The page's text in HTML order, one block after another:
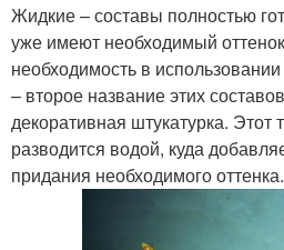
Жидкие – составы полностью
уже имеют необходимый
необходимость в
– второе название этих
декоративная штукатурка. Этот
разводится водой, куда
придания необходимого оттенка.